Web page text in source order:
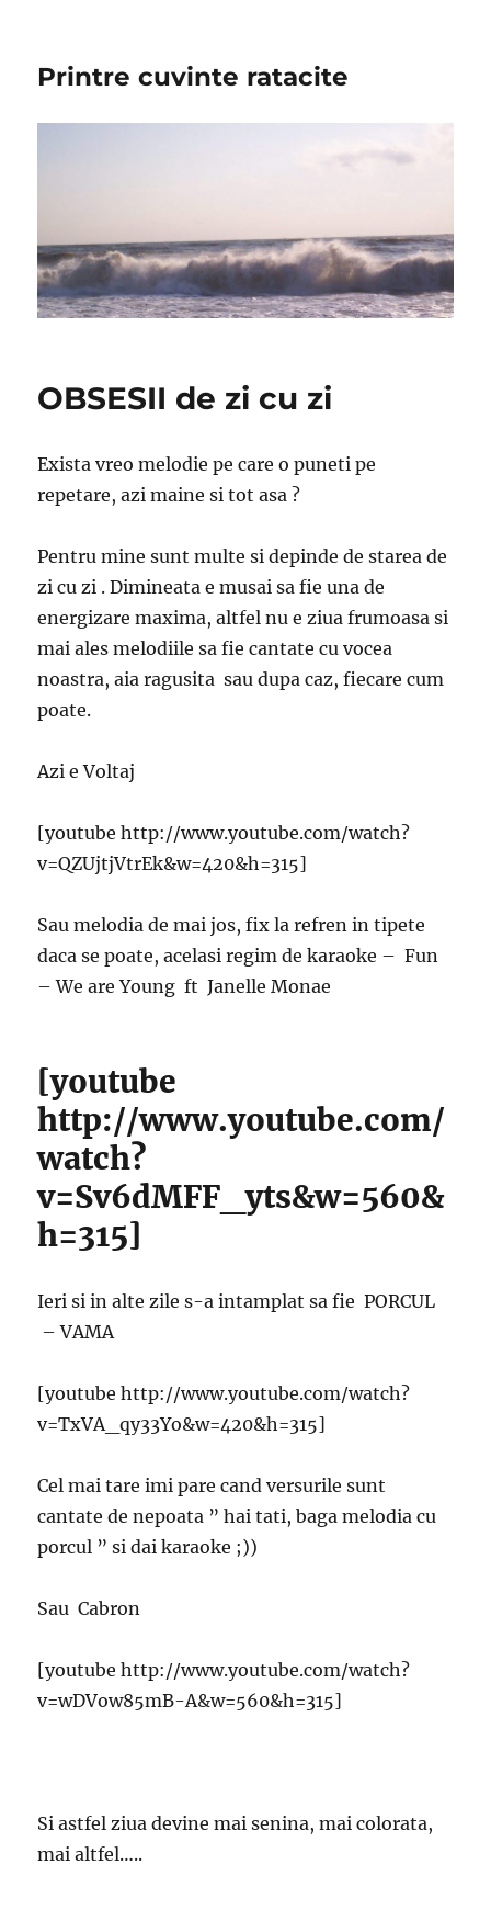
Printre cuvinte ratacite
OBSESII de zi cu zi
Exista vreo melodie pe care o puneti pe
repetare, azi maine si tot asa ?
Pentru mine sunt multe si depinde de starea de
zi cu zi . Dimineata e musai sa fie una de
energizare maxima, altfel nu e ziua frumoasa si
mai ales melodiile sa fie cantate cu vocea
noastra, aia ragusita sau dupa caz, fiecare cum
poate.
Azi e Voltaj
[youtube http://www.youtube.com/watch?
v=QZUjtjVtrEk&w=420&h=315]
Sau melodia de mai jos, fix la refren in tipete
daca se poate, acelasi regim de karaoke – Fun
– We are Young ft Janelle Monae
[youtube
http://www.youtube.com/
watch?
v=Sv6dMFF_yts&w=560&
h=315]
Ieri si in alte zile s-a intamplat sa fie PORCUL
– VAMA
[youtube http://www.youtube.com/watch?
v=TxVA_qy33Yo&w=420&h=315]
Cel mai tare imi pare cand versurile sunt
cantate de nepoata ” hai tati, baga melodia cu
porcul ” si dai karaoke ;))
Sau Cabron
[youtube http://www.youtube.com/watch?
v=wDVow85mB-A&w=560&h=315]
Si astfel ziua devine mai senina, mai colorata,
mai altfel…..